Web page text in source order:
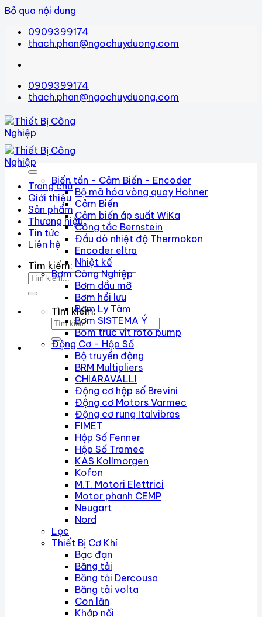
Bỏ qua nội dung
0909399174
thach.phan@ngochuyduong.com
0909399174
thach.phan@ngochuyduong.com
Trang chủ
Giới thiệu
Sản phẩm
Thương hiệu
Tin tức
Liên hệ
Tìm kiếm:
Tìm kiếm:
Biến tần - Cảm Biến - Encoder
Bộ mã hóa vòng quay Hohner
Cảm Biến
Cảm biến áp suất WiKa
Công tắc Bernstein
Đầu dò nhiệt độ Thermokon
Encoder eltra
Nhiệt kế
Bơm Công Nghiệp
Bơm dầu mỡ
Bơm hồi lưu
Bơm Ly Tâm
Bơm SISTEMA Ý
Bom truc vit roto pump
Động Cơ - Hộp Số
Bộ truyền động
BRM Multipliers
CHIARAVALLI
Động cơ hộp số Brevini
Động cơ Motors Varmec
Động cơ rung Italvibras
FIMET
Hộp Số Fenner
Hộp Số Tramec
KAS Kollmorgen
Kofon
M.T. Motori Elettrici
Motor phanh CEMP
Neugart
Nord
Lọc
Thiết Bị Cơ Khí
Bạc đạn
Băng tải
Băng tải Dercousa
Băng tải volta
Con lăn
Khớp nối